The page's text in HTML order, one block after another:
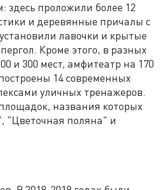
здесь проложили более 12
и деревянные причалы с
лавочки и крытые
Кроме этого, в разных
и 300 мест, амфитеатр на 170
14 современных
уличных тренажеров.
названия которых
"Цветочная поляна" и